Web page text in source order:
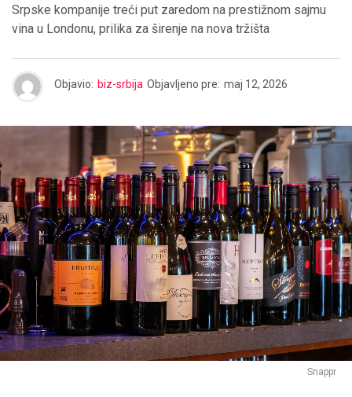
Srpske kompanije treći put zaredom na prestižnom sajmu
vina u Londonu, prilika za širenje na nova tržišta
Objavio: biz-srbija Objavljeno pre: maj 12, 2026
Snappr